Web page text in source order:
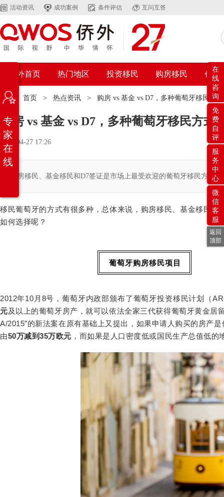
活动资讯 成功案例 条件评估 互问互答
侨外首页 热门地区 投资移民 购房移民 创业
位置： 首页 > 热点资讯 > 购房 vs 基金 vs D7，多种葡萄牙移民方
购房 vs 基金 vs D7，多种葡萄牙移民方式
2021-04-27 17:26
购房移民、基金移民和D7签证是市场上最受欢迎的葡萄牙移民方式
移民葡萄牙的方式有很多种，总体来说，购房移民、基金移民和
如何选择呢？
葡萄牙购房移民项目
2012年10 月 8号，葡萄牙内政部颁布了葡萄牙投资移民计划（
元及以上的葡萄牙房产，就可以依法全家三代获得葡萄牙黄金居
A/2015”的新法案在原有基础上又提出，如果申请人购买的房产
由50万减到35万欧元 ，而如果是人口密度低或国民生产总值低
专
家
在
线
在
线
咨
询
免
费
自
评
服
务
中
心
微
信
客
服
返回
顶部